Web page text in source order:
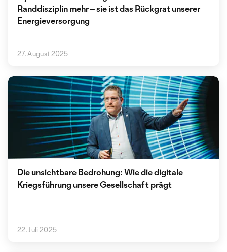
Randdisziplin mehr – sie ist das Rückgrat unserer
Energieversorgung
27. August 2025
Die unsichtbare Bedrohung: Wie die digitale
Kriegsführung unsere Gesellschaft prägt
22. Juli 2025